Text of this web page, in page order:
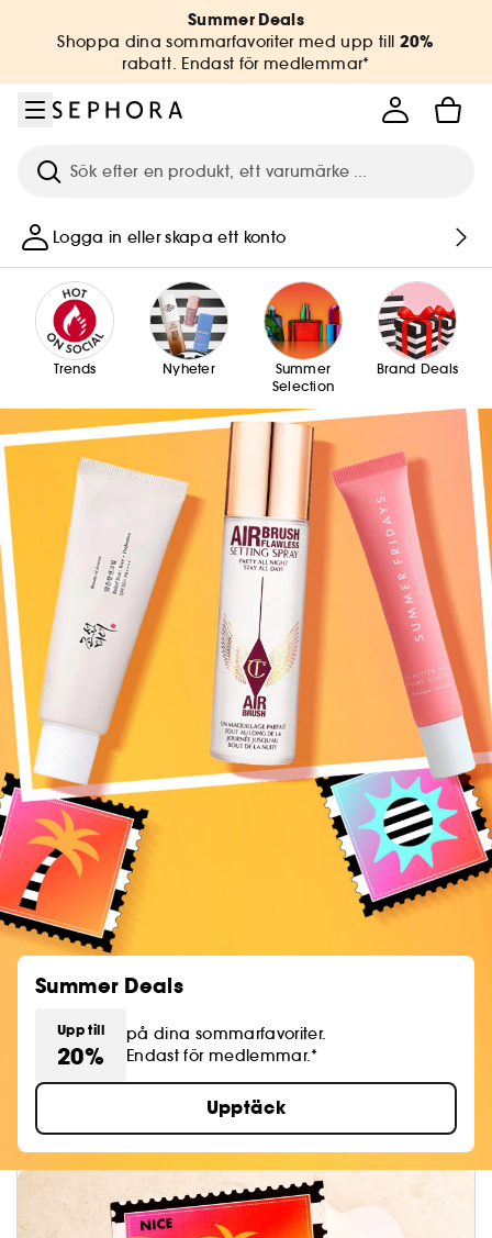
Gå till huvudinnehålletSummer Deals
Shoppa dina sommarfavoriter med upp till 20%
rabatt. Endast för medlemmar*
Sök
Logga in eller skapa ett konto
Trends Nyheter
Summer
Selection
Brand Deals
Summer Deals
Upp till
20%
på dina sommarfavoriter.
Endast för medlemmar.*
Upptäck